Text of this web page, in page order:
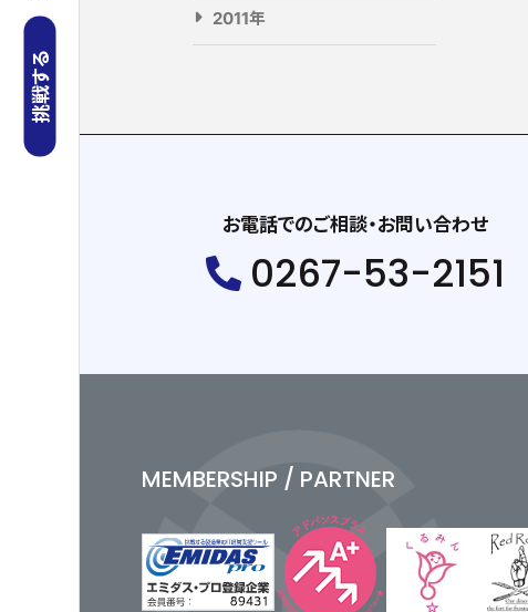
2011年
お電話でのご相談・お問い合わせ
0267-53-2151
MEMBERSHIP / PARTNER
挑戦する